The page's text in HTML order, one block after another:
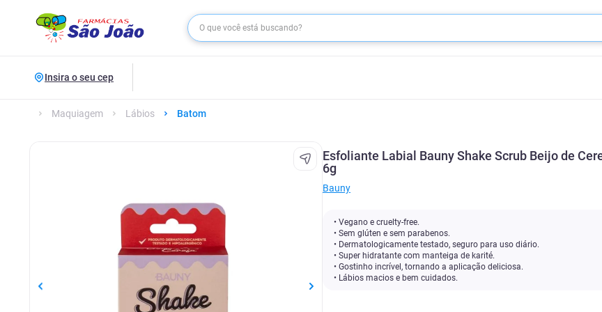
Insira o seu cep
Maquiagem Lábios Batom
Esfoliante Labial Bauny Shake Scrub Beijo de
6g
Bauny
• Vegano e cruelty-free.
• Sem glúten e sem parabenos.
• Dermatologicamente testado, seguro para uso diário.
• Super hidratante com manteiga de karité.
• Gostinho incrível, tornando a aplicação deliciosa.
• Lábios macios e bem cuidados.